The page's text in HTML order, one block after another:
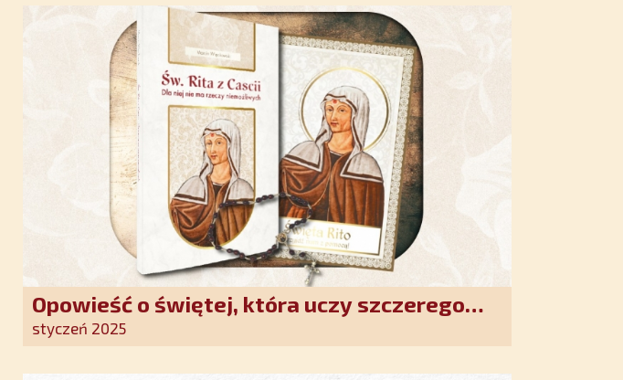
Opowieść o świętej, która uczy szczerego
oddania się Bogu. Duchowe wzmocnienie i
styczeń 2025